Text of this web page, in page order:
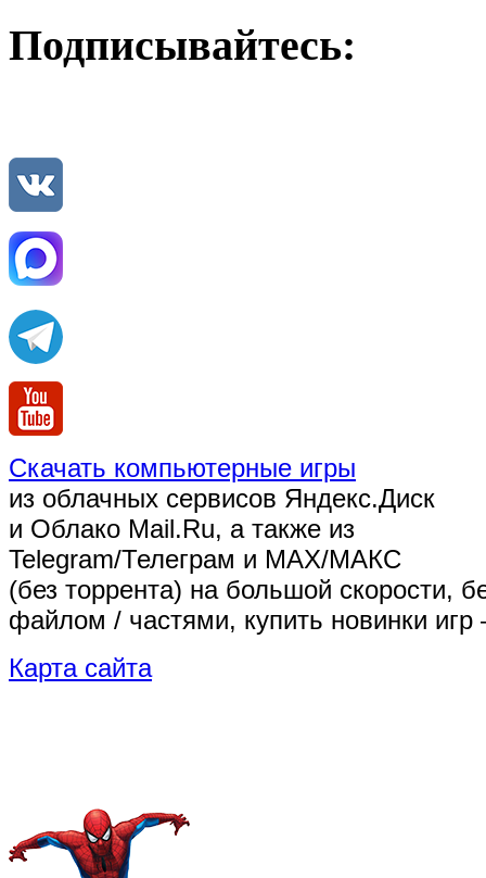
Подписывайтесь:
Скачать компьютерные игры
из облачных сервисов Яндекс.Диск
и Облако Mail.Ru, а также из
Telegram/Телеграм и MAX/МАКС
(без торрента) на большой скорости,
файлом / частями, купить новинки
Карта сайта